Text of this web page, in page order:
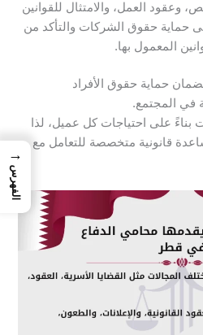
وعقود العمل، والامتثال للقوانين
حماية حقوق الشركات والتأكد من
المعمول بها.
حماية حقوق الأفراد
في المجتمع.
على احتياجات كل عميل، لذا
قانونية متخصصة للتعامل مع
→
الفهرس